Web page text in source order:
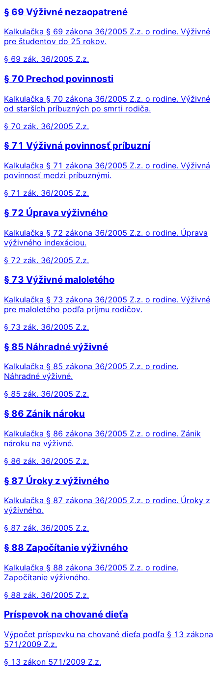
§ 69 Výživné nezaopatrené
Kalkulačka § 69 zákona 36/2005 Z.z. o rodine. Výživné
pre študentov do 25 rokov.
§ 69 zák. 36/2005 Z.z.
§ 70 Prechod povinnosti
Kalkulačka § 70 zákona 36/2005 Z.z. o rodine. Výživné
od starších príbuzných po smrti rodiča.
§ 70 zák. 36/2005 Z.z.
§ 71 Výživná povinnosť príbuzní
Kalkulačka § 71 zákona 36/2005 Z.z. o rodine. Výživná
povinnosť medzi príbuznými.
§ 71 zák. 36/2005 Z.z.
§ 72 Úprava výživného
Kalkulačka § 72 zákona 36/2005 Z.z. o rodine. Úprava
výživného indexáciou.
§ 72 zák. 36/2005 Z.z.
§ 73 Výživné maloletého
Kalkulačka § 73 zákona 36/2005 Z.z. o rodine. Výživné
pre maloletého podľa príjmu rodičov.
§ 73 zák. 36/2005 Z.z.
§ 85 Náhradné výživné
Kalkulačka § 85 zákona 36/2005 Z.z. o rodine.
Náhradné výživné.
§ 85 zák. 36/2005 Z.z.
§ 86 Zánik nároku
Kalkulačka § 86 zákona 36/2005 Z.z. o rodine. Zánik
nároku na výživné.
§ 86 zák. 36/2005 Z.z.
§ 87 Úroky z výživného
Kalkulačka § 87 zákona 36/2005 Z.z. o rodine. Úroky z
výživného.
§ 87 zák. 36/2005 Z.z.
§ 88 Započítanie výživného
Kalkulačka § 88 zákona 36/2005 Z.z. o rodine.
Započítanie výživného.
§ 88 zák. 36/2005 Z.z.
Príspevok na chované dieťa
Výpočet príspevku na chované dieťa podľa § 13 zákona
571/2009 Z.z.
§ 13 zákon 571/2009 Z.z.